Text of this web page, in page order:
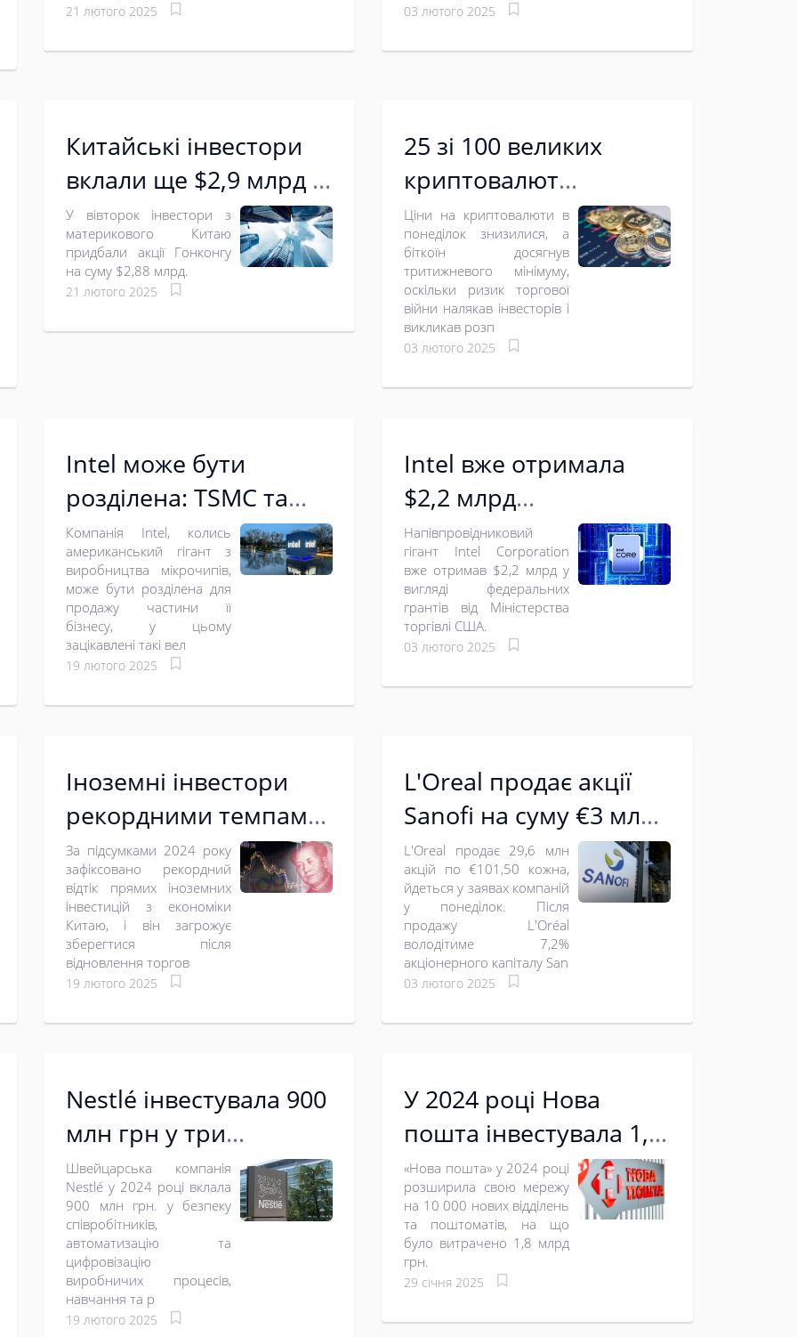
21 лютого 2025 03 лютого 2025
Китайські інвестори
вклали ще $2,9 млрд в
акції Гонконгу
У вівторок інвестори з
материкового Китаю
придбали акції Гонконгу
на суму $2,88 млрд.
21 лютого 2025
25 зі 100 великих
криптовалют
втратили 20% вартості
через введення
Трампом мит на
імпорт
Ціни на криптовалюти в
понеділок знизилися, а
біткоїн досягнув
тритижневого мінімуму,
оскільки ризик торгової
війни налякав інвесторів і
викликав розп
03 лютого 2025
Intel може бути
розділена: TSMC та
Broadcom
зацікавились
придбанням частин
бізнесу компанії
Компанія Intel, колись
американський гігант з
виробництва мікрочипів,
може бути розділена для
продажу частини її
бізнесу, у цьому
зацікавлені такі вел
19 лютого 2025
Intel вже отримала
$2,2 млрд
федеральних грантів
на виробництво чипів
Напівпровідниковий
гігант Intel Corporation
вже отримав $2,2 млрд у
вигляді федеральних
грантів від Міністерства
торгівлі США.
03 лютого 2025
Іноземні інвестори
рекордними темпами
виводять капітал з
Китаю
За підсумками 2024 року
зафіксовано рекордний
відтік прямих іноземних
інвестицій з економіки
Китаю, і він загрожує
зберегтися після
відновлення торгов
19 лютого 2025
L'Oreal продає акції
Sanofi на суму €3 млрд
назад виробнику ліків
L'Oreal продає 29,6 млн
акцій по €101,50 кожна,
йдеться у заявах компаній
у понеділок. Після
продажу L'Oréal
володітиме 7,2%
акціонерного капіталу San
03 лютого 2025
Nestlé інвестувала 900
млн грн у три
українські фабрики
Швейцарська компанія
Nestlé у 2024 році вклала
900 млн грн. у безпеку
співробітників,
автоматизацію та
цифровізацію
виробничих процесів,
навчання та р
19 лютого 2025
У 2024 році Нова
пошта інвестувала 1,8
млрд грн у
розширення своєї
мережі
«Нова пошта» у 2024 році
розширила свою мережу
на 10 000 нових відділень
та поштоматів, на що
було витрачено 1,8 млрд
грн.
29 січня 2025